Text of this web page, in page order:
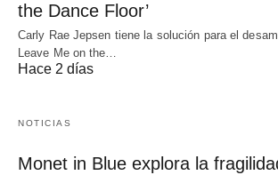
the Dance Floor’
Carly Rae Jepsen tiene la solución para el
Leave Me on the…
Hace 2 días
NOTICIAS
Monet in Blue explora la